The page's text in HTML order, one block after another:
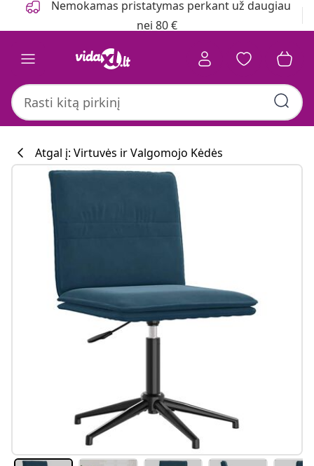
Nemokamas pristatymas perkant už daugiau
nei 80 €
Atgal į: Virtuvės ir Valgomojo Kėdės